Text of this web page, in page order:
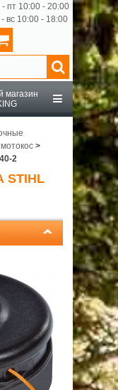
- пт 10:00 - 20:00
- вс 10:00 - 18:00
магазин
>
2